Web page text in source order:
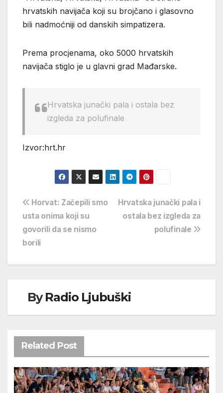
hrvatskih navijača koji su brojčano i glasovno
bili nadmoćniji od danskih simpatizera.
Prema procjenama, oko 5000 hrvatskih
navijača stiglo je u glavni grad Mađarske.
Hrvatska junački pala i ostala bez
izgleda za polufinale
Izvor:hrt.hr
Navigacija
objava
Hrvatska junački pala i
ostala bez izgleda za
polufinale
Horvat: Začepili smo
usta onima koji su
govorili da se nismo
borili
ByRadio Ljubuški
Related Post